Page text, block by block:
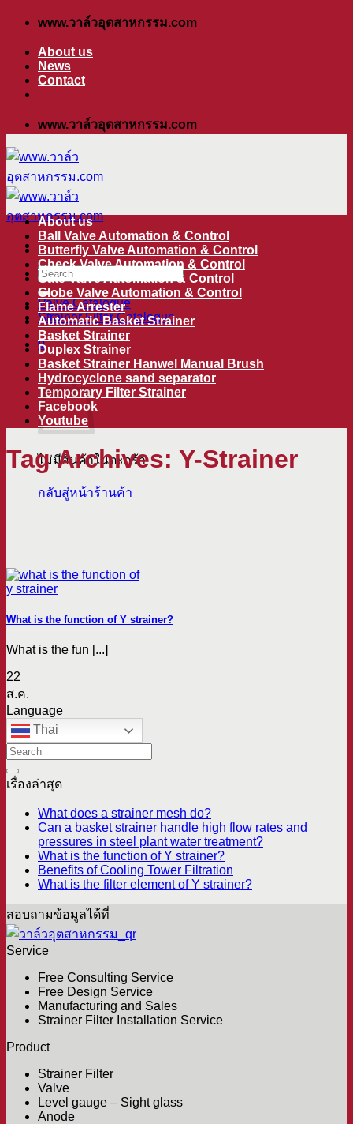
ข้าม
เนื้อหา
www.วาล์วอุตสาหกรรม.com
About us
News
Contact
www.วาล์วอุตสาหกรรม.com
ค้นหา:
Valve Catalogue
Strainer Filter Catalogue
0
ตะกร้าสินค้า
ไม่มีสินค้าในตะกร้า
กลับสู่หน้าร้านค้า
About us
Ball Valve Automation & Control
Butterfly Valve Automation & Control
Check Valve Automation & Control
Gate Valve Automation & Control
Globe Valve Automation & Control
Flame Arrester
Automatic Basket Strainer
Basket Strainer
Duplex Strainer
Basket Strainer Hanwel Manual Brush
Hydrocyclone sand separator
Temporary Filter Strainer
Facebook
Youtube
Tag Archives: Y-Strainer
What is the function of Y strainer?
What is the fun [...]
22
ส.ค.
Language
Thai
เรื่องล่าสุด
What does a strainer mesh do?
Can a basket strainer handle high flow rates and
pressures in steel plant water treatment?
What is the function of Y strainer?
Benefits of Cooling Tower Filtration
What is the filter element of Y strainer?
สอบถามข้อมูลได้ที่
Service
Free Consulting Service
Free Design Service
Manufacturing and Sales
Strainer Filter Installation Service
Product
Strainer Filter
Valve
Level gauge – Sight glass
Anode